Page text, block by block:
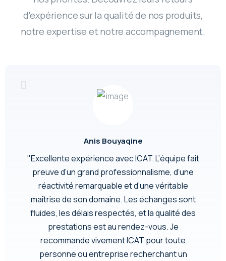
d'expérience sur la qualité de nos produits,
notre expertise et notre accompagnement.
Anis Bouyaqine
"Excellente expérience avec ICAT. L’équipe fait
preuve d’un grand professionnalisme, d’une
réactivité remarquable et d’une véritable
maîtrise de son domaine. Les échanges sont
fluides, les délais respectés, et la qualité des
prestations est au rendez-vous. Je
recommande vivement ICAT pour toute
personne ou entreprise recherchant un